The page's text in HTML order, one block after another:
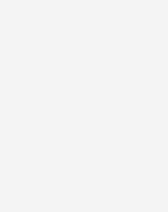
в широком
светит ярко, хорошо